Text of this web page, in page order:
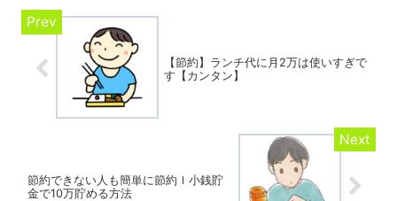
【節約】ランチ代に月2万は使いすぎで
す【カンタン】
節約できない人も簡単に節約ｌ小銭貯
金で10万貯める方法